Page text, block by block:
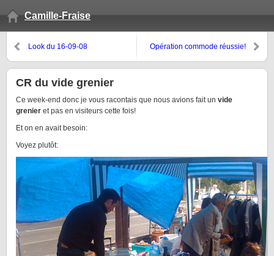
Camille-Fraise
Look du 16-09-08 Opération commode réussie!
CR du vide grenier
Ce week-end donc je vous racontais que nous avions fait un vide
grenier et pas en visiteurs cette fois!
Et on en avait besoin:
Voyez plutôt: